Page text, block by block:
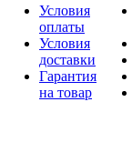
Условия
оплаты
Условия
доставки
Гарантия
на товар